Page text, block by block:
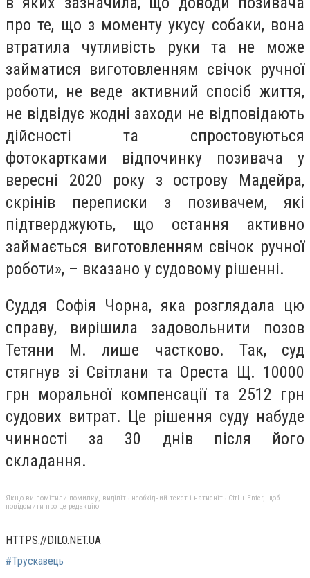
про те, що з моменту укусу собаки, вона
втратила чутливість руки та не може
займатися виготовленням свічок ручної
роботи, не веде активний спосіб життя,
не відвідує жодні заходи не відповідають
дійсності та спростовуються
фотокартками відпочинку позивача у
вересні 2020 року з острову Мадейра,
скрінів переписки з позивачем, які
підтверджують, що остання активно
займається виготовленням свічок ручної
роботи», – вказано у судовому рішенні.
Суддя Софія Чорна, яка розглядала цю
справу, вирішила задовольнити позов
Тетяни М. лише частково. Так, суд
стягнув зі Світлани та Ореста Щ. 10000
грн моральної компенсації та 2512 грн
судових витрат. Це рішення суду набуде
чинності за 30 днів після його
складання.
Якщо ви помітили помилку, виділіть необхідний текст і натисніть Ctrl + Enter, щоб
повідомити про це редакцію
HTTPS://DILO.NET.UA
#Трускавець